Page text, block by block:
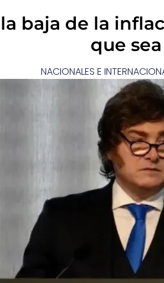
baja de la
que
NACIONALES E